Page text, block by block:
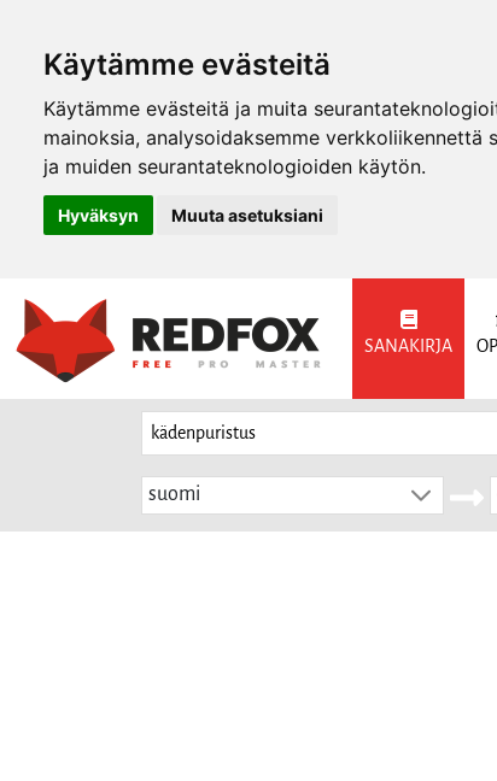
Käytämme evästeitä
Käytämme evästeitä ja muita
mainoksia, analysoidaksemme
ja muiden seurantateknologioiden käytön.
Hyväksyn Muuta asetuksiani
SANAKIRJA
suomi